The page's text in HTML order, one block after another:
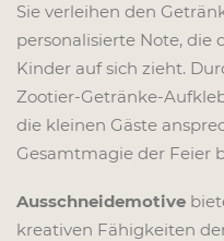
Sie verleihen den
personalisierte Note,
Kinder auf sich zieht.
Zootier-Getränke-
die kleinen Gäste
Gesamtmagie der Feier
Ausschneidemotive
kreativen Fähigkeiten